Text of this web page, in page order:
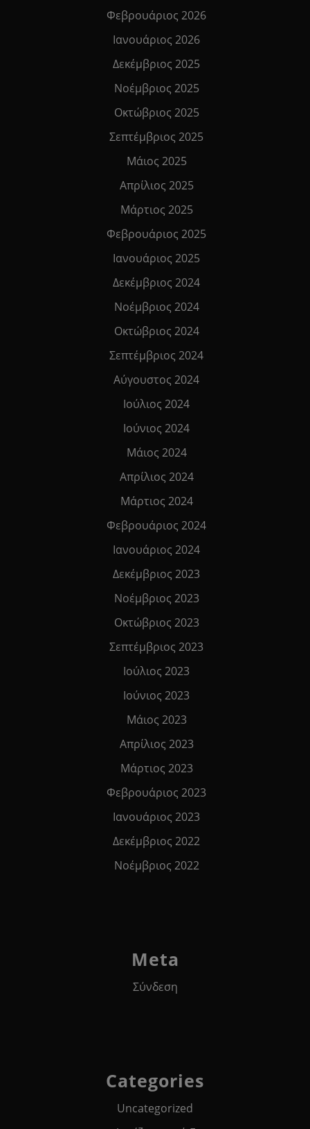
Φεβρουάριος 2026
Ιανουάριος 2026
Δεκέμβριος 2025
Νοέμβριος 2025
Οκτώβριος 2025
Σεπτέμβριος 2025
Μάιος 2025
Απρίλιος 2025
Μάρτιος 2025
Φεβρουάριος 2025
Ιανουάριος 2025
Δεκέμβριος 2024
Νοέμβριος 2024
Οκτώβριος 2024
Σεπτέμβριος 2024
Αύγουστος 2024
Ιούλιος 2024
Ιούνιος 2024
Μάιος 2024
Απρίλιος 2024
Μάρτιος 2024
Φεβρουάριος 2024
Ιανουάριος 2024
Δεκέμβριος 2023
Νοέμβριος 2023
Οκτώβριος 2023
Σεπτέμβριος 2023
Ιούλιος 2023
Ιούνιος 2023
Μάιος 2023
Απρίλιος 2023
Μάρτιος 2023
Φεβρουάριος 2023
Ιανουάριος 2023
Δεκέμβριος 2022
Νοέμβριος 2022
Meta
Σύνδεση
Categories
Uncategorized